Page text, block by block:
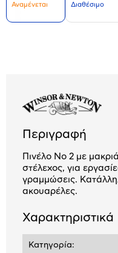
Αναμένεται Διαθέσιμο
Περιγραφή
Πινέλο Νο 2 με
στέλεχος, για
γραμμώσεις.
ακουαρέλες.
Χαρακτηριστικά
Κατηγορία: